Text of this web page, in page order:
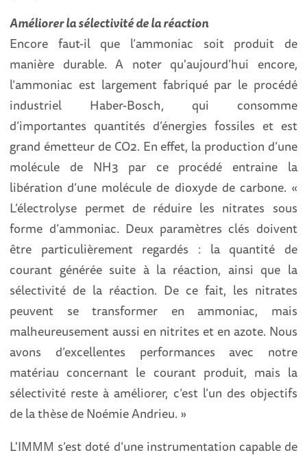
Améliorer la sélectivité de la réaction
Encore faut-il que l’ammoniac soit produit de
manière durable. A noter qu'aujourd’hui encore,
l’ammoniac est largement fabriqué par le procédé
industriel Haber-Bosch, qui consomme
d’importantes quantités d’énergies fossiles et est
grand émetteur de CO2. En effet, la production d’une
molécule de NH3 par ce procédé entraine la
libération d’une molécule de dioxyde de carbone. «
L’électrolyse permet de réduire les nitrates sous
forme d’ammoniac. Deux paramètres clés doivent
être particulièrement regardés : la quantité de
courant générée suite à la réaction, ainsi que la
sélectivité de la réaction. De ce fait, les nitrates
peuvent se transformer en ammoniac, mais
malheureusement aussi en nitrites et en azote. Nous
avons d’excellentes performances avec notre
matériau concernant le courant produit, mais la
sélectivité reste à améliorer, c’est l’un des objectifs
de la thèse de Noémie Andrieu. »
L'IMMM s’est doté d’une instrumentation capable de